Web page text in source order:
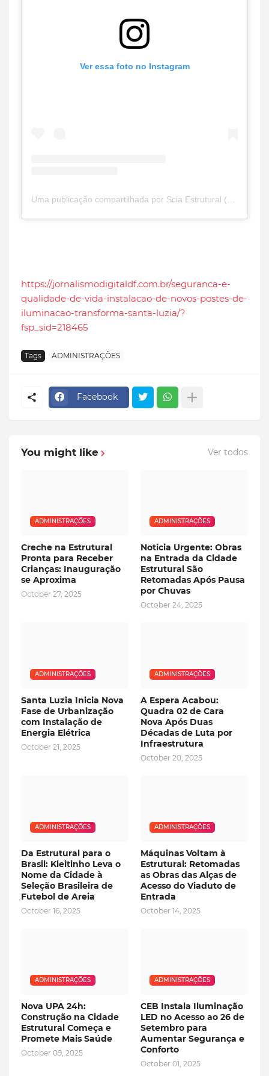
Ver essa foto no Instagram
https://jornalismodigitaldf.com.br/seguranca-e-
qualidade-de-vida-instalacao-de-novos-postes-de-
iluminacao-transforma-santa-luzia/?
fsp_sid=218465
Tags ADMINISTRAÇÕES
Facebook
You might like Ver todos
ADMINISTRAÇÕES
Creche na Estrutural
Pronta para Receber
Crianças: Inauguração
se Aproxima
October 27, 2025
ADMINISTRAÇÕES
Notícia Urgente: Obras
na Entrada da Cidade
Estrutural São
Retomadas Após Pausa
por Chuvas
October 24, 2025
ADMINISTRAÇÕES
Santa Luzia Inicia Nova
Fase de Urbanização
com Instalação de
Energia Elétrica
October 21, 2025
ADMINISTRAÇÕES
A Espera Acabou:
Quadra 02 de Cara
Nova Após Duas
Décadas de Luta por
Infraestrutura
October 20, 2025
ADMINISTRAÇÕES
Da Estrutural para o
Brasil: Kleitinho Leva o
Nome da Cidade à
Seleção Brasileira de
Futebol de Areia
October 16, 2025
ADMINISTRAÇÕES
Máquinas Voltam à
Estrutural: Retomadas
as Obras das Alças de
Acesso do Viaduto de
Entrada
October 14, 2025
ADMINISTRAÇÕES
Nova UPA 24h:
Construção na Cidade
Estrutural Começa e
Promete Mais Saúde
October 09, 2025
ADMINISTRAÇÕES
CEB Instala Iluminação
LED no Acesso ao 26 de
Setembro para
Aumentar Segurança e
Conforto
October 01, 2025